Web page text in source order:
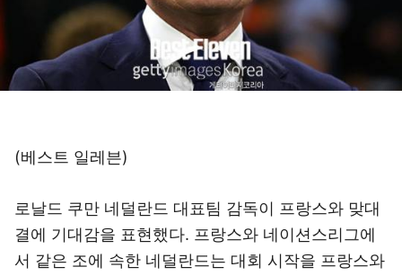
(베스트 일레븐)
로날드 쿠만 네덜란드 대표팀 감독이 프랑스와 맞대
결에 기대감을 표현했다. 프랑스와 네이션스리그에
서 같은 조에 속한 네덜란드는 대회 시작을 프랑스와